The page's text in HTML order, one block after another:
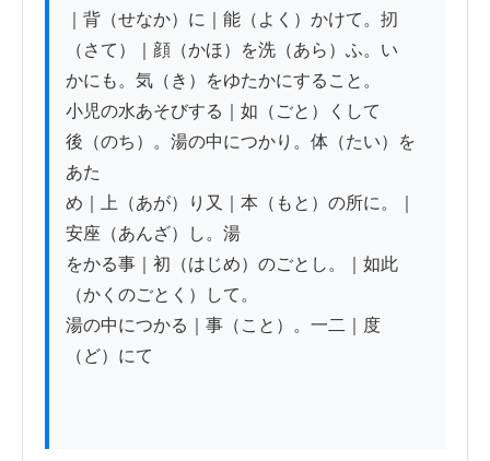
｜背（せなか）に｜能（よく）かけて。扨
（さて）｜顔（かほ）を洗（あら）ふ。い
かにも。気（き）をゆたかにすること。
小児の水あそびする｜如（ごと）くして
後（のち）。湯の中につかり。体（たい）を
あたゝ
め｜上（あが）り又｜本（もと）の所に。｜
安座（あんざ）し。湯
をかる事｜初（はじめ）のごとし。｜如此
（かくのごとく）して。
湯の中につかる｜事（こと）。一二｜度
（ど）にて